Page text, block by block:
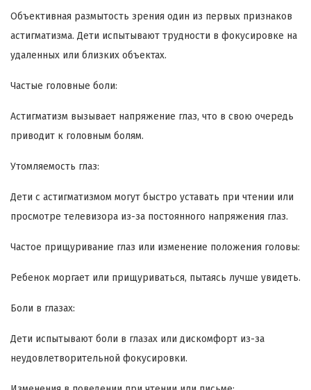
Объективная размытость зрения один из первых признаков
астигматизма. Дети испытывают трудности в фокусировке на
удаленных или близких объектах.
Частые головные боли:
Астигматизм вызывает напряжение глаз, что в свою очередь
приводит к головным болям.
Утомляемость глаз:
Дети с астигматизмом могут быстро уставать при чтении или
просмотре телевизора из-за постоянного напряжения глаз.
Частое прищуривание глаз или изменение положения головы:
Ребенок моргает или прищуриваться, пытаясь лучше увидеть.
Боли в глазах:
Дети испытывают боли в глазах или дискомфорт из-за
неудовлетворительной фокусировки.